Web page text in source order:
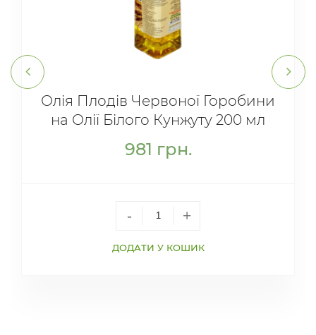
Олія Плодів Червоної Горобини
на Олії Білого Кунжуту 200 мл
981 грн.
- +
ДОДАТИ У КОШИК